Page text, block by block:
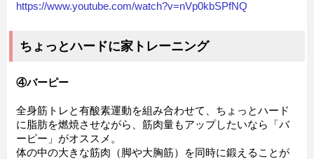
https://www.youtube.com/watch?v=nVp0kbSPfNQ
ちょっとハードに家トレーニング
④バーピー
全身筋トレと有酸素運動を組み合わせて、ちょっとハード
に脂肪を燃焼させながら、筋肉量もアップしたいなら「バ
ーピー」がオススメ。
体の中の大きな筋肉（脚や大胸筋）を同時に鍛えることが